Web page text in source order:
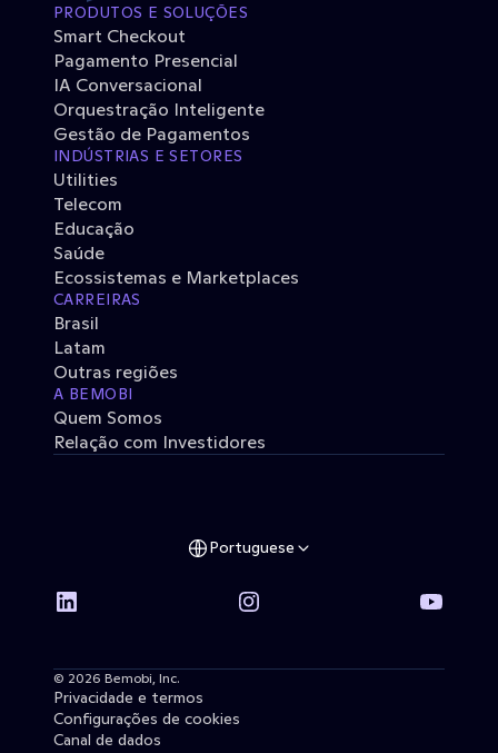
PRODUTOS E SOLUÇÕES
Smart Checkout
Pagamento Presencial
IA Conversacional
Orquestração Inteligente
Gestão de Pagamentos
INDÚSTRIAS E SETORES
Utilities
Telecom
Educação
Saúde
Ecossistemas e Marketplaces
CARREIRAS
Brasil
Latam
Outras regiões
A BEMOBI
Quem Somos
Relação com Investidores
Portuguese
© 2026 Bemobi, Inc.
Privacidade e termos
Configurações de cookies
Canal de dados